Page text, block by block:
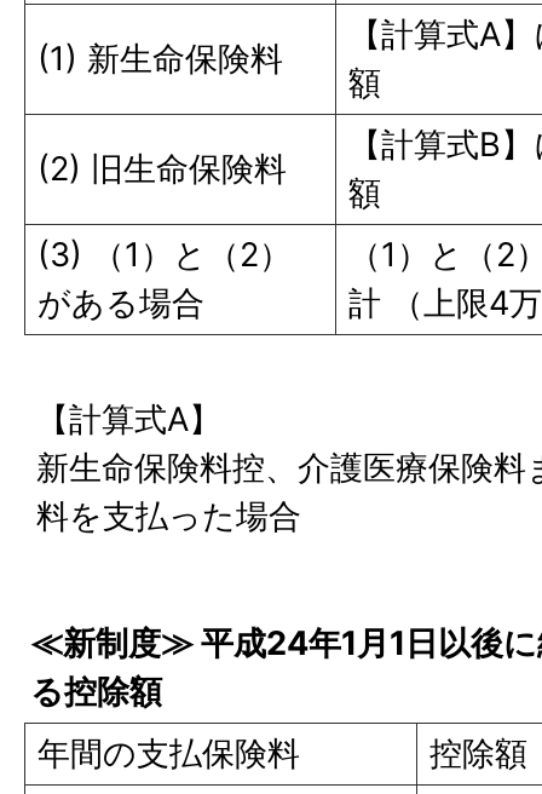
(1) 新生命保険料
【計算式A
額
(2) 旧生命保険料
【計算式B
額
(3) （1）と（2）
がある場合
（1）と（2
計 （上限4
【計算式A】
新生命保険料控、介護医療保険
料を支払った場合
≪新制度≫ 平成24年1月1日以後
る控除額
年間の支払保険料
控除額